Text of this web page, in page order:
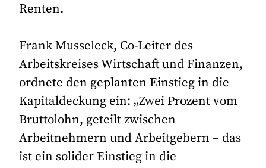
Renten.
Frank Musseleck, Co-Leiter des
Arbeitskreises Wirtschaft und Finanzen,
ordnete den geplanten Einstieg in die
Kapitaldeckung ein: „Zwei Prozent vom
Bruttolohn, geteilt zwischen
Arbeitnehmern und Arbeitgebern – das
ist ein solider Einstieg in die